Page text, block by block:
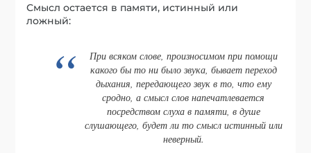
Смысл остается в памяти, истинный или
ложный:
При всяком слове, произносимом при помощи
какого бы то ни было звука, бывает переход
дыхания, передающего звук в то, что ему
сродно, а смысл слов напечатлевается
посредством слуха в памяти, в душе
слушающего, будет ли то смысл истинный или
неверный.